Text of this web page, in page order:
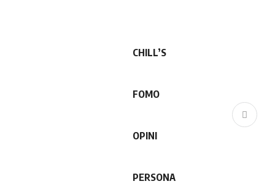
CHILL’S
FOMO
OPINI
PERSONA